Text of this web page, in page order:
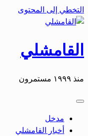
التخطي إلى المحتوى
القامشلي
منذ ١٩٩٩ مستمرون
مدخل
أخبار القامشلي